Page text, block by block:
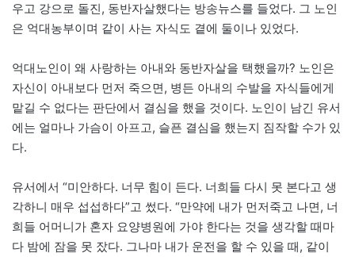
우고 강으로 돌진, 동반자살했다는 방송뉴스를 들었다. 그 노인
은 억대농부이며 같이 사는 자식도 곁에 둘이나 있었다.
억대노인이 왜 사랑하는 아내와 동반자살을 택했을까? 노인은
자신이 아내보다 먼저 죽으면, 병든 아내의 수발을 자식들에게
맡길 수 없다는 판단에서 결심을 했을 것이다. 노인이 남긴 유서
에는 얼마나 가슴이 아프고, 슬픈 결심을 했는지 짐작할 수가 있
다.
유서에서 “미안하다. 너무 힘이 든다. 너희들 다시 못 본다고 생
각하니 매우 섭섭하다”고 썼다. “만약에 내가 먼저죽고 나면, 너
희들 어머니가 혼자 요양병원에 가야 한다는 것을 생각할 때마
다 밤에 잠을 못 잤다. 그나마 내가 운전을 할 수 있을 때, 같이